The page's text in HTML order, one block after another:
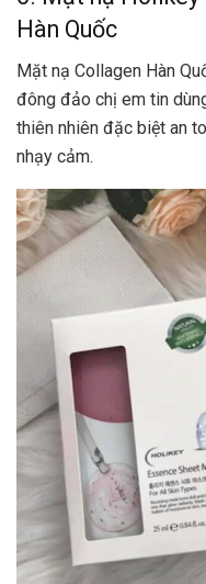
Hàn Quốc
Mặt nạ Collagen Hàn
đông đảo chị em tin
thiên nhiên đặc biệt an
nhạy cảm.